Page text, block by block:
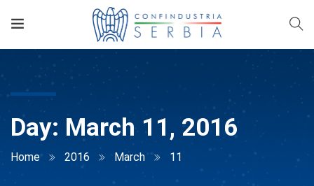
Day: March 11, 2016
Home 2016 March 11